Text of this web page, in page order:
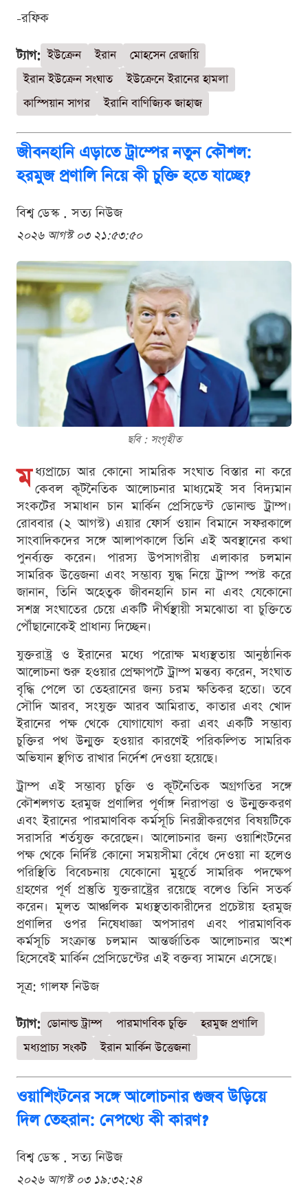
-রফিক
ট্যাগ: ইউক্রেন ইরান
মোহসেন রেজায়ি
ইরান ইউক্রেন সংঘাত
ইউক্রেনে ইরানের হামলা
কাস্পিয়ান সাগর
ইরানি বাণিজ্যিক জাহাজ
জীবনহানি এড়াতে ট্রাম্পের নতুন কৌশল:
হরমুজ প্রণালি নিয়ে কী চুক্তি হতে যাচ্ছে?
বিশ্ব ডেস্ক . সত্য নিউজ
২০২৬ আগস্ট ০৩ ২১:৫৩:৫০
ছবি : সংগৃহীত
ম ধ্যপ্রাচ্যে আর কোনো সামরিক সংঘাত বিস্তার না করে
কেবল কূটনৈতিক আলোচনার মাধ্যমেই সব বিদ্যমান
সংকটের সমাধান চান মার্কিন প্রেসিডেন্ট ডোনাল্ড ট্রাম্প।
রোববার (২ আগস্ট) এয়ার ফোর্স ওয়ান বিমানে সফরকালে
সাংবাদিকদের সঙ্গে আলাপকালে তিনি এই অবস্থানের কথা
পুনর্ব্যক্ত করেন। পারস্য উপসাগরীয় এলাকার চলমান
সামরিক উত্তেজনা এবং সম্ভাব্য যুদ্ধ নিয়ে ট্রাম্প স্পষ্ট করে
জানান, তিনি অহেতুক জীবনহানি চান না এবং যেকোনো
সশস্ত্র সংঘাতের চেয়ে একটি দীর্ঘস্থায়ী সমঝোতা বা চুক্তিতে
পৌঁছানোকেই প্রাধান্য দিচ্ছেন।
যুক্তরাষ্ট্র ও ইরানের মধ্যে পরোক্ষ মধ্যস্থতায় আনুষ্ঠানিক
আলোচনা শুরু হওয়ার প্রেক্ষাপটে ট্রাম্প মন্তব্য করেন, সংঘাত
বৃদ্ধি পেলে তা তেহরানের জন্য চরম ক্ষতিকর হতো। তবে
সৌদি আরব, সংযুক্ত আরব আমিরাত, কাতার এবং খোদ
ইরানের পক্ষ থেকে যোগাযোগ করা এবং একটি সম্ভাব্য
চুক্তির পথ উন্মুক্ত হওয়ার কারণেই পরিকল্পিত সামরিক
অভিযান স্থগিত রাখার নির্দেশ দেওয়া হয়েছে।
ট্রাম্প এই সম্ভাব্য চুক্তি ও কূটনৈতিক অগ্রগতির সঙ্গে
কৌশলগত হরমুজ প্রণালির পূর্ণাঙ্গ নিরাপত্তা ও উন্মুক্তকরণ
এবং ইরানের পারমাণবিক কর্মসূচি নিরস্ত্রীকরণের বিষয়টিকে
সরাসরি শর্তযুক্ত করেছেন। আলোচনার জন্য ওয়াশিংটনের
পক্ষ থেকে নির্দিষ্ট কোনো সময়সীমা বেঁধে দেওয়া না হলেও
পরিস্থিতি বিবেচনায় যেকোনো মুহূর্তে সামরিক পদক্ষেপ
গ্রহণের পূর্ণ প্রস্তুতি যুক্তরাষ্ট্রের রয়েছে বলেও তিনি সতর্ক
করেন। মূলত আঞ্চলিক মধ্যস্থতাকারীদের প্রচেষ্টায় হরমুজ
প্রণালির ওপর নিষেধাজ্ঞা অপসারণ এবং পারমাণবিক
কর্মসূচি সংক্রান্ত চলমান আন্তর্জাতিক আলোচনার অংশ
হিসেবেই মার্কিন প্রেসিডেন্টের এই বক্তব্য সামনে এসেছে।
সূত্র: গালফ নিউজ
ট্যাগ: ডোনাল্ড ট্রাম্প পারমাণবিক চুক্তি
হরমুজ প্রণালি
মধ্যপ্রাচ্য সংকট
ইরান মার্কিন উত্তেজনা
ওয়াশিংটনের সঙ্গে আলোচনার গুজব উড়িয়ে
দিল তেহরান: নেপথ্যে কী কারণ?
বিশ্ব ডেস্ক . সত্য নিউজ
২০২৬ আগস্ট ০৩ ১৯:৩২:২৪